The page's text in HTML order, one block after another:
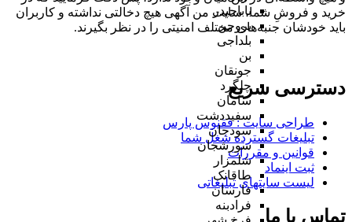
باباحیدر
بروجن
بلداجی
بن
جونقان
چلگرد
سامان
سفیددشت
سودجان
سورشجان
شلمزار
طاقانک
فارسان
فرادبنه
خرید و فروشِ شما، سایت من آگهی هیچ دخالتی نداشته و کاربران
باید خودشان جنبه‌های مختلف امنیتی را در نظر بگیرند.
دسترسی سریع
طراحی سایت :‌ ققنوس پارس
تبلیغات گسترده شغل شما
قوانین و مقررات
ثبت اینماد
لیست سایتهای تبلیغاتی
تماس با ما